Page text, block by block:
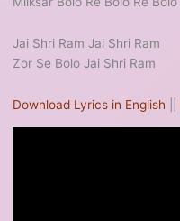
Jai Shri Ram Jai Shri Ram
Zor Se Bolo Jai Shri Ram
Download Lyrics in English